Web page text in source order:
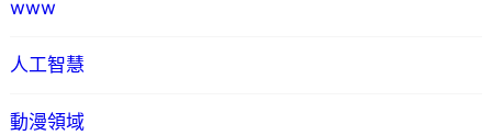
www
人工智慧
動漫領域